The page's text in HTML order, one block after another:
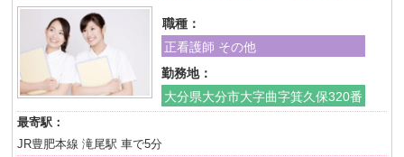
職種：
正看護師 その他
勤務地：
大分県大分市大字曲字箕久保320番
最寄駅：
JR豊肥本線 滝尾駅 車で5分